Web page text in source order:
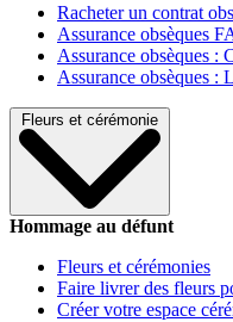
Racheter un contrat
Assurance obsèques
Assurance obsèques
Assurance obsèques :
Fleurs et cérémonie
Hommage au défunt
Fleurs et cérémonies
Faire livrer des fleurs
Créer votre espace